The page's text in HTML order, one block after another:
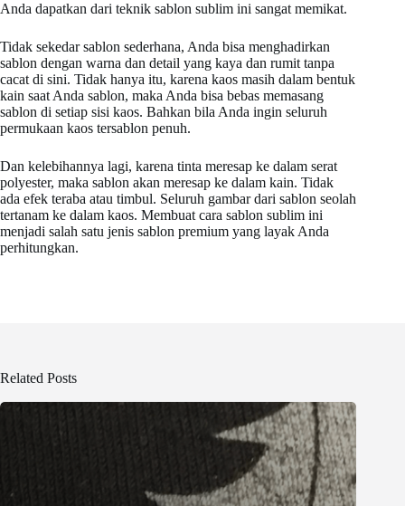
Anda dapatkan dari teknik sablon sublim ini sangat memikat.
Tidak sekedar sablon sederhana, Anda bisa menghadirkan
sablon dengan warna dan detail yang kaya dan rumit tanpa
cacat di sini. Tidak hanya itu, karena kaos masih dalam bentuk
kain saat Anda sablon, maka Anda bisa bebas memasang
sablon di setiap sisi kaos. Bahkan bila Anda ingin seluruh
permukaan kaos tersablon penuh.
Dan kelebihannya lagi, karena tinta meresap ke dalam serat
polyester, maka sablon akan meresap ke dalam kain. Tidak
ada efek teraba atau timbul. Seluruh gambar dari sablon seolah
tertanam ke dalam kaos. Membuat cara sablon sublim ini
menjadi salah satu jenis sablon premium yang layak Anda
perhitungkan.
Related Posts